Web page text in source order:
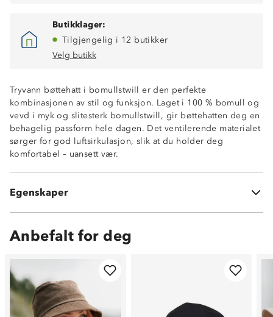
Butikklager:
Tilgjengelig i 12 butikker
Velg butikk
Tryvann bøttehatt i bomullstwill er den perfekte
kombinasjonen av stil og funksjon. Laget i 100 % bomull og
vevd i myk og slitesterk bomullstwill, gir bøttehatten deg en
behagelig passform hele dagen. Det ventilerende materialet
sørger for god luftsirkulasjon, slik at du holder deg
komfortabel – uansett vær.
Egenskaper
Myk og behagelig
Ventilerende
100 % bomull
Anbefalt for deg